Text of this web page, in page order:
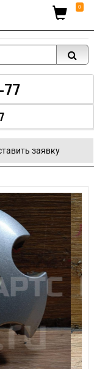
0
заявку